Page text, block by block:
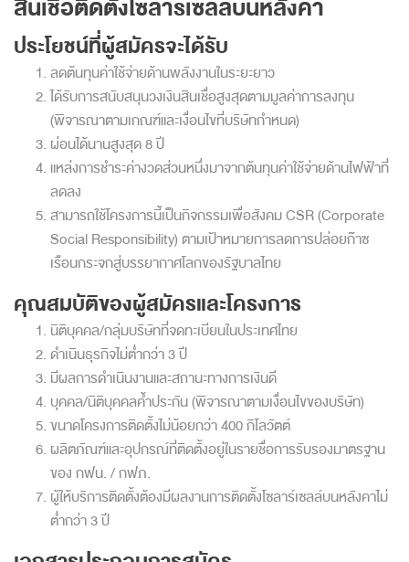
สินเชื่อติดตั้งโซลาร์เซลล์บนหลังคา
ประโยชน์ที่ผู้สมัครจะได้รับ
ลดต้นทุนค่าใช้จ่ายด้านพลังงานในระยะยาว
ได้รับการสนับสนุนวงเงินสินเชื่อสูงสุดตามมูลค่าการลงทุน
(พิจารณาตามเกณฑ์และเงื่อนไขที่บริษัทกำหนด)
ผ่อนได้นานสูงสุด 8 ปี
แหล่งการชำระค่างวดส่วนหนึ่งมาจากต้นทุนค่าใช้จ่ายด้านไฟฟ้าที่
ลดลง
สามารถใช้โครงการนี้เป็นกิจกรรมเพื่อสังคม CSR (Corporate
Social Responsibility) ตามเป้าหมายการลดการปล่อยก๊าซ
เรือนกระจกสู่บรรยากาศโลกของรัฐบาลไทย
คุณสมบัติของผู้สมัครและโครงการ
นิติบุคคล/กลุ่มบริษัทที่จดทะเบียนในประเทศไทย
ดำเนินธุรกิจไม่ต่ำกว่า 3 ปี
มีผลการดำเนินงานและสถานะทางการเงินดี
บุคคล/นิติบุคคลค้ำประกัน (พิจารณาตามเงื่อนไขของบริษัท)
ขนาดโครงการติดตั้งไม่น้อยกว่า 400 กิโลวัตต์
ผลิตภัณฑ์และอุปกรณ์ที่ติดตั้งอยู่ในรายชื่อการรับรองมาตรฐาน
ของ กฟน. / กฟภ.
ผู้ให้บริการติดตั้งต้องมีผลงานการติดตั้งโซลาร์เซลล์บนหลังคาไม่
ต่ำกว่า 3 ปี